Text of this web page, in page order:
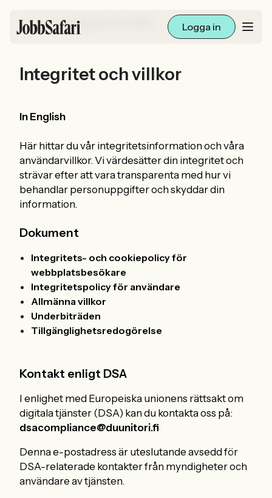
Logga in
Lediga jobb
Skapa annons
Sök med AI
Ny här? Skapa konto
Jobbsafari/Integritet och villkor
Integritet och villkor
In English
Här hittar du vår integritetsinformation och våra
användarvillkor. Vi värdesätter din integritet och
strävar efter att vara transparenta med hur vi
behandlar personuppgifter och skyddar din
information.
Dokument
Integritets- och cookiepolicy för
webbplatsbesökare
Integritetspolicy för användare
Allmänna villkor
Underbiträden
Tillgänglighetsredogörelse
Kontakt enligt DSA
I enlighet med Europeiska unionens rättsakt om
digitala tjänster (DSA) kan du kontakta oss på:
dsacompliance@duunitori.fi
Denna e-postadress är uteslutande avsedd för
DSA-relaterade kontakter från myndigheter och
användare av tjänsten.